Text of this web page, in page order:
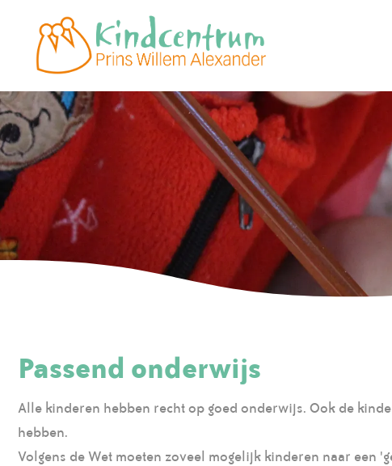
Passend onderwijs
Alle kinderen hebben recht op goed onderwijs. Ook de
hebben.
Volgens de Wet moeten zoveel mogelijk kinderen naar een